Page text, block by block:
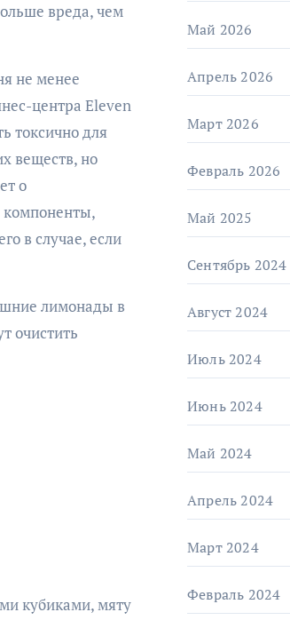
вреда, чем
не менее
центра Eleven
токсично для
веществ, но
о
компоненты,
в случае, если
лимонады в
очистить
кубиками, мяту
Май 2026
Апрель 2026
Март 2026
Февраль 2026
Май 2025
Сентябрь 2024
Август 2024
Июль 2024
Июнь 2024
Май 2024
Апрель 2024
Март 2024
Февраль 2024